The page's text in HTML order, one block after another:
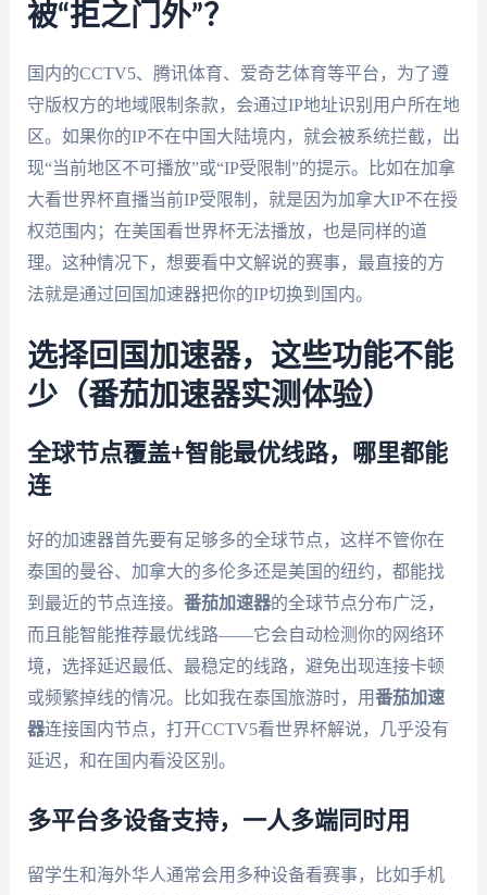
被“拒之门外”？
国内的CCTV5、腾讯体育、爱奇艺体育等平台，为了遵
守版权方的地域限制条款，会通过IP地址识别用户所在地
区。如果你的IP不在中国大陆境内，就会被系统拦截，出
现“当前地区不可播放”或“IP受限制”的提示。比如在加拿
大看世界杯直播当前IP受限制，就是因为加拿大IP不在授
权范围内；在美国看世界杯无法播放，也是同样的道
理。这种情况下，想要看中文解说的赛事，最直接的方
法就是通过回国加速器把你的IP切换到国内。
选择回国加速器，这些功能不能
少（番茄加速器实测体验）
全球节点覆盖+智能最优线路，哪里都能
连
好的加速器首先要有足够多的全球节点，这样不管你在
泰国的曼谷、加拿大的多伦多还是美国的纽约，都能找
到最近的节点连接。 番茄加速器的全球节点分布广泛，
而且能智能推荐最优线路——它会自动检测你的网络环
境，选择延迟最低、最稳定的线路，避免出现连接卡顿
或频繁掉线的情况。比如我在泰国旅游时，用番茄加速
器连接国内节点，打开CCTV5看世界杯解说，几乎没有
延迟，和在国内看没区别。
多平台多设备支持，一人多端同时用
留学生和海外华人通常会用多种设备看赛事，比如手机